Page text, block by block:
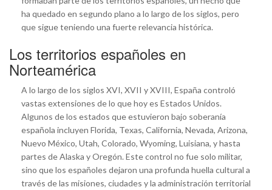
ha quedado en segundo plano a lo largo de los siglos, pero
que sigue teniendo una fuerte relevancia histórica.
Los territorios españoles en
Norteamérica
A lo largo de los siglos XVI, XVII y XVIII, España controló
vastas extensiones de lo que hoy es Estados Unidos.
Algunos de los estados que estuvieron bajo soberanía
española incluyen Florida, Texas, California, Nevada, Arizona,
Nuevo México, Utah, Colorado, Wyoming, Luisiana, y hasta
partes de Alaska y Oregón. Este control no fue solo militar,
sino que los españoles dejaron una profunda huella cultural a
través de las misiones, ciudades y la administración territorial